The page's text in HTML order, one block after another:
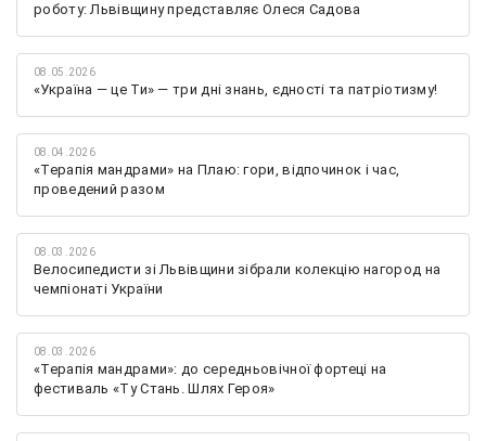
роботу: Львівщину представляє Олеся Садова
08.05.2026
«Україна — це Ти» — три дні знань, єдності та патріотизму!
08.04.2026
«Терапія мандрами» на Плаю: гори, відпочинок і час,
проведений разом
08.03.2026
Велосипедисти зі Львівщини зібрали колекцію нагород на
чемпіонаті України
08.03.2026
«Терапія мандрами»: до середньовічної фортеці на
фестиваль «Ту Стань. Шлях Героя»